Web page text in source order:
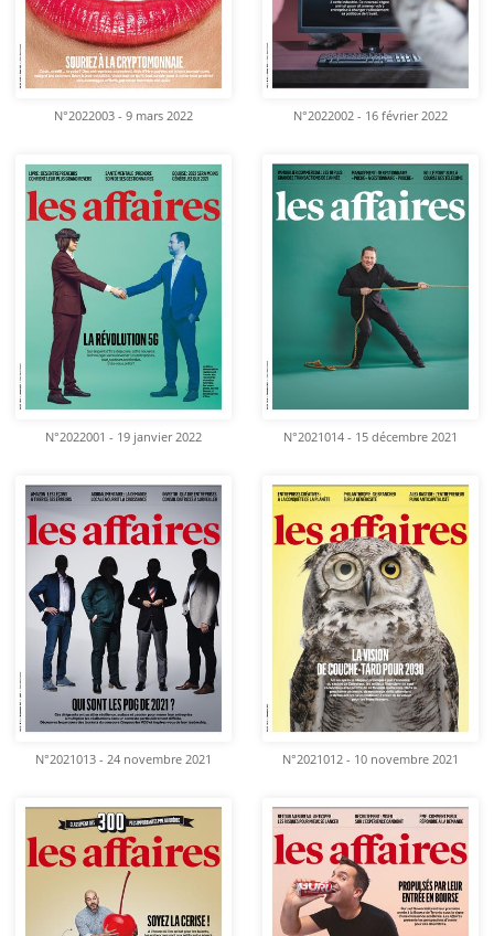
N°2022003 - 9 mars 2022 N°2022002 - 16 février 2022
N°2022001 - 19 janvier 2022 N°2021014 - 15 décembre 2021
N°2021013 - 24 novembre 2021 N°2021012 - 10 novembre 2021